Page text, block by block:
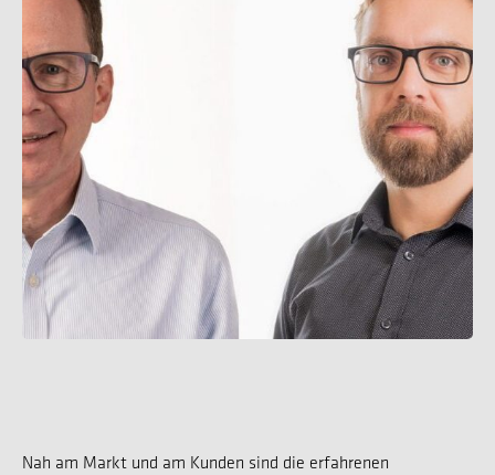
Nah am Markt und am Kunden sind die erfahrenen